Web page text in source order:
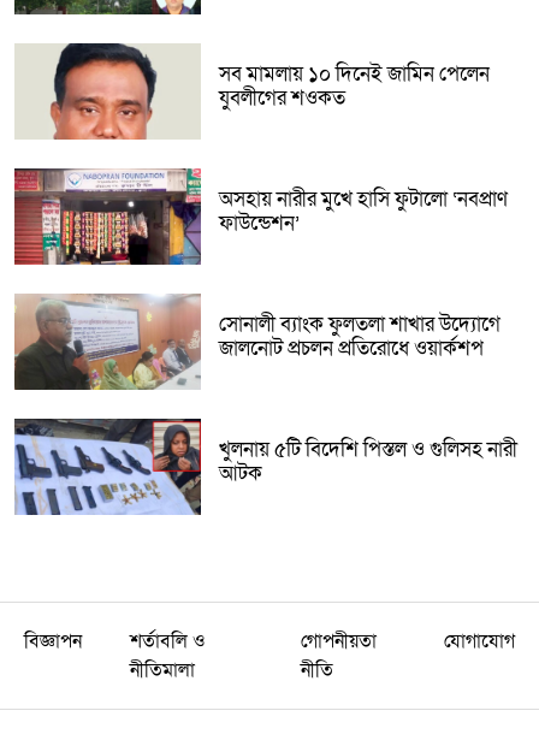
সব মামলায় ১০ দিনেই জামিন পেলেন
যুবলীগের শওকত
অসহায় নারীর মুখে হাসি ফুটালো ‘নবপ্রাণ
ফাউন্ডেশন’
সোনালী ব্যাংক ফুলতলা শাখার উদ্যোগে
জালনোট প্রচলন প্রতিরোধে ওয়ার্কশপ
খুলনায় ৫টি বিদেশি পিস্তল ও গুলিসহ নারী
আটক
বিজ্ঞাপন
শর্তাবলি ও
নীতিমালা
গোপনীয়তা
নীতি
যোগাযোগ